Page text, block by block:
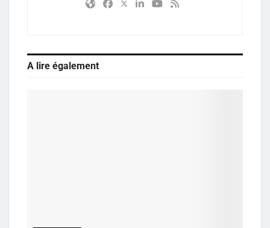
A lire également